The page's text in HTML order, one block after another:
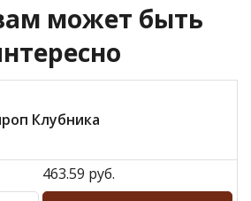
может быть
Клубника
463.59 руб.